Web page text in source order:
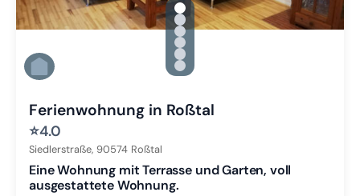
gallery.slide_selector
Zu Slide 1 wechseln
Zu Slide 2 wechseln
Zu Slide 3 wechseln
Zu Slide 4 wechseln
Zu Slide 5 wechseln
Zu Slide 6 wechseln
Ferienwohnung in Roßtal
⭐4.0
Siedlerstraße, 90574 Roßtal
Eine Wohnung mit Terrasse und Garten, voll
ausgestattete Wohnung.